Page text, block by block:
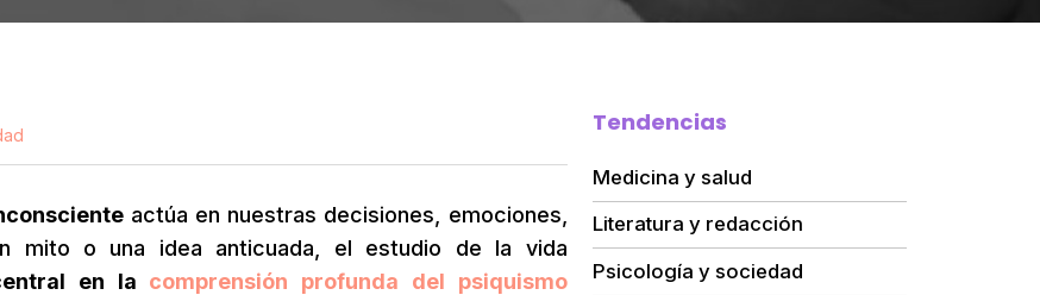
actúa en nuestras decisiones, emociones,
mito o una idea anticuada, el estudio de la vida
en la comprensión profunda del psiquismo
Tendencias
Medicina y salud
Literatura y redacción
Psicología y sociedad